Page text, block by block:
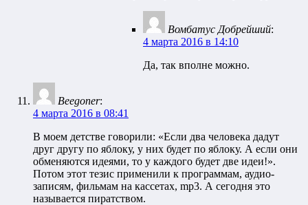
Вомбатус Добрейший:
4 марта 2016 в 14:10
Да, так вполне можно.
Beegoner:
4 марта 2016 в 08:41
В моем детстве говорили: «Если два человека дадут
друг другу по яблоку, у них будет по яблоку. А если они
обменяются идеями, то у каждого будет две идеи!».
Потом этот тезис применили к программам, аудио-
записям, фильмам на кассетах, mp3. А сегодня это
называется пиратством.